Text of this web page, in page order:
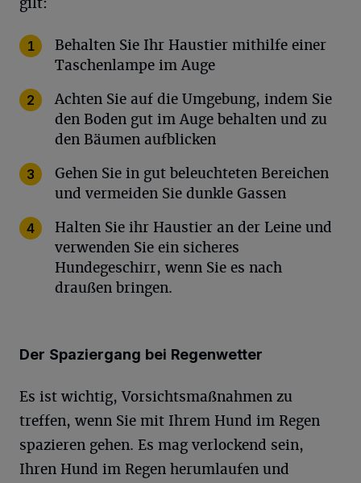
Behalten Sie Ihr Haustier mithilfe einer
Taschenlampe im Auge
Achten Sie auf die Umgebung, indem Sie
den Boden gut im Auge behalten und zu
den Bäumen aufblicken
Gehen Sie in gut beleuchteten Bereichen
und vermeiden Sie dunkle Gassen
Halten Sie ihr Haustier an der Leine und
verwenden Sie ein sicheres
Hundegeschirr, wenn Sie es nach
draußen bringen.
Der Spaziergang bei Regenwetter
Es ist wichtig, Vorsichtsmaßnahmen zu
treffen, wenn Sie mit Ihrem Hund im Regen
spazieren gehen. Es mag verlockend sein,
Ihren Hund im Regen herumlaufen und